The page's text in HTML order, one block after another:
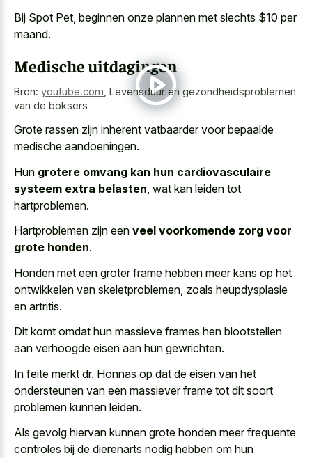
Bij Spot Pet, beginnen onze plannen met slechts $10 per
maand.
Medische uitdagingen
Bron: youtube.com Levensduur en gezondheidsproblemen
van de boksers
Grote rassen zijn inherent vatbaarder voor bepaalde
medische aandoeningen.
Hun grotere omvang kan hun cardiovasculaire
systeem extra belasten , wat kan leiden tot
hartproblemen.
Hartproblemen zijn een veel voorkomende zorg voor
grote honden.
Honden met een groter frame hebben meer kans op het
ontwikkelen van skeletproblemen, zoals heupdysplasie
en artritis.
Dit komt omdat hun massieve frames hen blootstellen
aan verhoogde eisen aan hun gewrichten.
In feite merkt dr. Honnas op dat de eisen van het
ondersteunen van een massiever frame tot dit soort
problemen kunnen leiden.
Als gevolg hiervan kunnen grote honden meerfrequente
controles bij de dierenarts nodig hebben om hun